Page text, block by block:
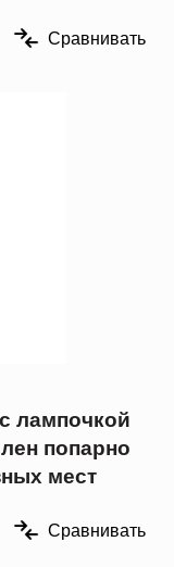
Сравнивать
лампочкой
попарно
мест
Сравнивать